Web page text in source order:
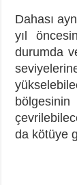
Dahası
yıl
durumda
da kötüye